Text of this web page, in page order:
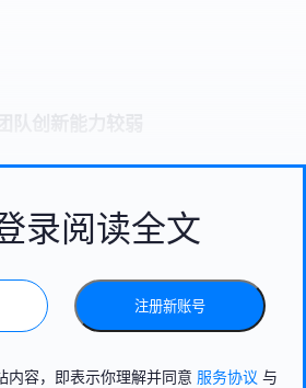
录阅读全文
注册新账号
内容，即表示你理解并同意 服务协议 与